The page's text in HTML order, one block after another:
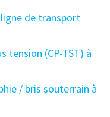
de transport
tension (CP-TST) à
/ bris souterrain à